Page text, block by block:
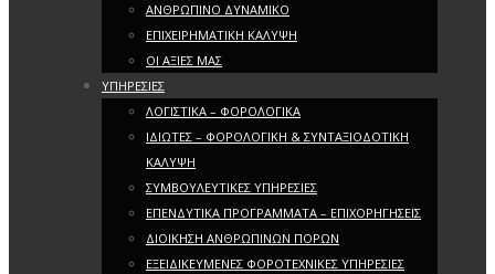
ΑΝΘΡΩΠΙΝΟ ΔΥΝΑΜΙΚΟ
ΕΠΙΧΕΙΡΗΜΑΤΙΚΗ ΚΑΛΥΨΗ
ΟΙ ΑΞΙΕΣ ΜΑΣ
ΥΠΗΡΕΣΙΕΣ
ΛΟΓΙΣΤΙΚΑ – ΦΟΡΟΛΟΓΙΚΑ
ΙΔΙΩΤΕΣ – ΦΟΡΟΛΟΓΙΚΗ & ΣΥΝΤΑΞΙΟΔΟΤΙΚΗ
ΚΑΛΥΨΗ
ΣΥΜΒΟΥΛΕΥΤΙΚΕΣ ΥΠΗΡΕΣΙΕΣ
ΕΠΕΝΔΥΤΙΚΑ ΠΡΟΓΡΑΜΜΑΤΑ – ΕΠΙΧΟΡΗΓΗΣΕΙΣ
ΔΙΟΙΚΗΣΗ ΑΝΘΡΩΠΙΝΩΝ ΠΟΡΩΝ
ΕΞΕΙΔΙΚΕΥΜΕΝΕΣ ΦΟΡΟΤΕΧΝΙΚΕΣ ΥΠΗΡΕΣΙΕΣ